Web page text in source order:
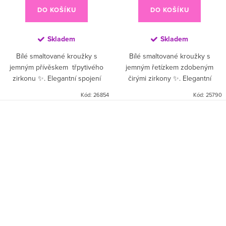
DO KOŠÍKU
Skladem
Bílé smaltované kroužky s
jemným přívěskem třpytivého
zirkonu ✨. Elegantní spojení
třpytu zirkonů dodá vašemu stylu
Kód: 26854
DO KOŠÍKU
Skladem
Bílé smaltované kroužky s
jemným řetízkem zdobeným
čirými zirkony ✨. Elegantní
smaragdového odstínu a třpytu
Kód: 25790